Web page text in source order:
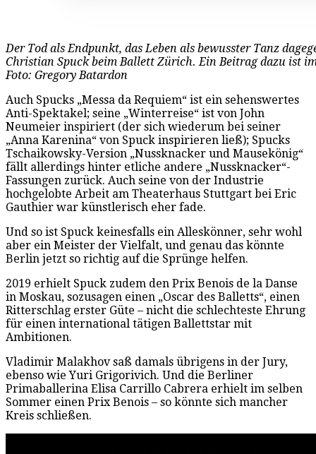
Der Tod als Endpunkt, das Leben als bewusster Tanz
Christian Spuck beim Ballett Zürich. Ein Beitrag dazu ist
Foto: Gregory Batardon
Auch Spucks „Messa da Requiem“ ist ein sehenswertes
Anti-Spektakel; seine „Winterreise“ ist von John
Neumeier inspiriert (der sich wiederum bei seiner
„Anna Karenina“ von Spuck inspirieren ließ); Spucks
Tschaikowsky-Version „Nussknacker und Mausekönig“
fällt allerdings hinter etliche andere „Nussknacker“-
Fassungen zurück. Auch seine von der Industrie
hochgelobte Arbeit am Theaterhaus Stuttgart bei Eric
Gauthier war künstlerisch eher fade.
Und so ist Spuck keinesfalls ein Alleskönner, sehr wohl
aber ein Meister der Vielfalt, und genau das könnte
Berlin jetzt so richtig auf die Sprünge helfen.
2019 erhielt Spuck zudem den Prix Benois de la Danse
in Moskau, sozusagen einen „Oscar des Balletts“, einen
Ritterschlag erster Güte – nicht die schlechteste Ehrung
für einen international tätigen Ballettstar mit
Ambitionen.
Vladimir Malakhov saß damals übrigens in der Jury,
ebenso wie Yuri Grigorivich. Und die Berliner
Primaballerina Elisa Carrillo Cabrera erhielt im selben
Sommer einen Prix Benois – so könnte sich mancher
Kreis schließen.